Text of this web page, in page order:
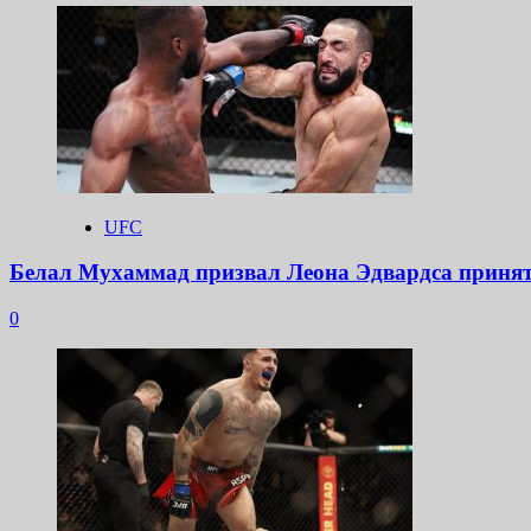
UFC
Белал Мухаммад призвал Леона Эдвардса
0